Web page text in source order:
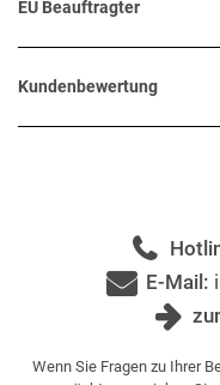
EU Beauftragter
Kundenbewertung
E-Mail:
Wenn Sie Fragen zu Ihrer